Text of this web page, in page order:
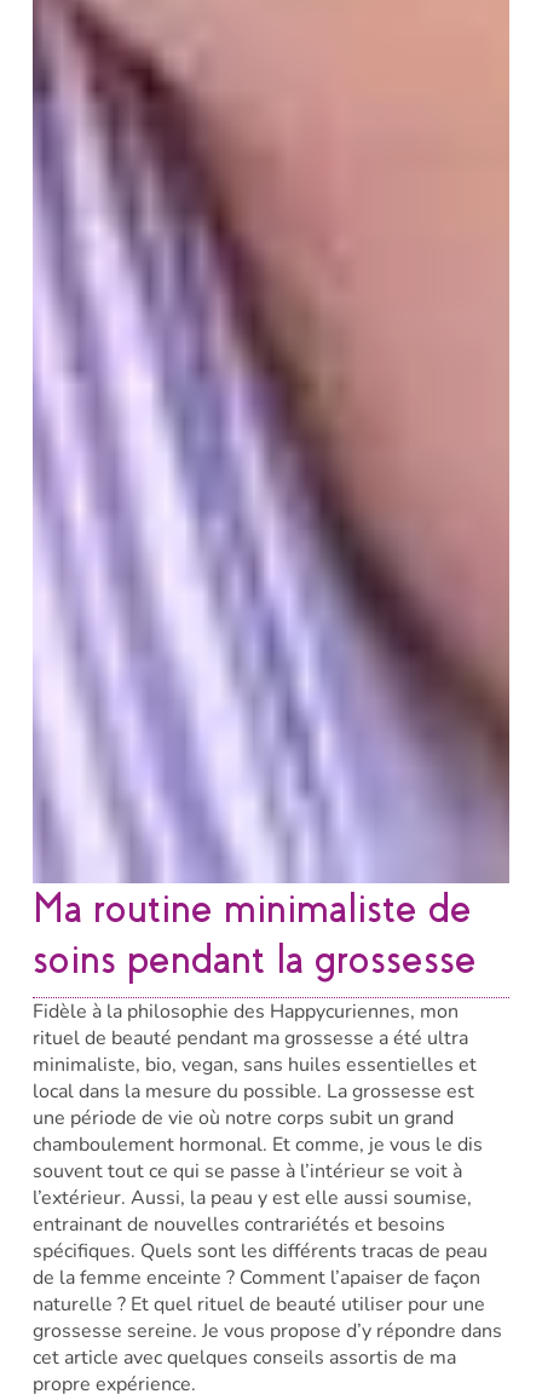
Ma routine minimaliste de
soins pendant la grossesse
Fidèle à la philosophie des Happycuriennes, mon
rituel de beauté pendant ma grossesse a été ultra
minimaliste, bio, vegan, sans huiles essentielles et
local dans la mesure du possible. La grossesse est
une période de vie où notre corps subit un grand
chamboulement hormonal. Et comme, je vous le dis
souvent tout ce qui se passe à l’intérieur se voit à
l’extérieur. Aussi, la peau y est elle aussi soumise,
entrainant de nouvelles contrariétés et besoins
spécifiques. Quels sont les différents tracas de peau
de la femme enceinte ? Comment l’apaiser de façon
naturelle ? Et quel rituel de beauté utiliser pour une
grossesse sereine. Je vous propose d’y répondre dans
cet article avec quelques conseils assortis de ma
propre expérience.